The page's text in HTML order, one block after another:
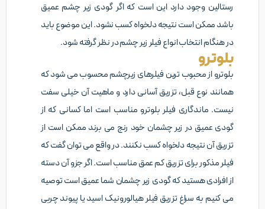
رستالین وجود دارد این است که اگر گودی زیر چشم عمیق
باشد ممکن است نتیجه دلخواه کسب نشود. این موضوع باید
در هنگام انتخاب انواع فیلر زیر چشم در نظر گرفته شود.
بلوترو
بلوترو از محبوب ترین فیلرهای زیرچشم محسوب می شود که
همانند نوع قبل، تزریق آسانی دارد و ماهیت آن خیلی سفت
نیست. ماندگاری فیلر بلوترو مناسب است اما کسانی که از
گودی عمیق در زیر چشمان خود رنج می برند ممکن است از
تزریق آن نتیجه دلخواه کسب نکنند. در واقع می توان گفت که
فیلر مذکور برای تزریق کم عمق مناسب است. اگر جزو آن دسته
از افرادی هستید که گودی زیر چشمان شما عمیق است توصیه
می کنیم به سراغ تزریق فیلر هیالورونیک اسید یا پیوند چربی